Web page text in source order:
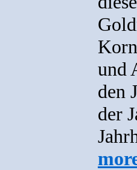
und
den
der